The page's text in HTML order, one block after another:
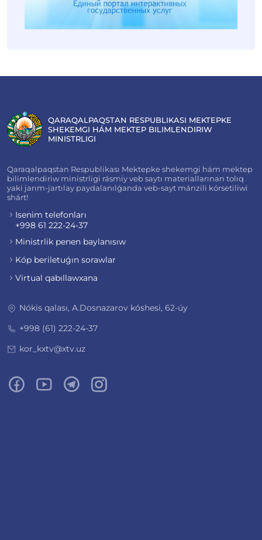
QARAQALPAQSTAN RESPUBLIKASI MEKTEPKE
SHEKEMGI HÁM MEKTEP BILIMLENDIRIW
MINISTRLIGI
Qaraqalpaqstan Respublikası Mektepke shekemgi hám mektep
bilimlendiriw ministrligi rásmiy veb saytı materiallarınan tolıq
yaki jarım-jartılay paydalanılǵanda veb-sayt mánzili kórsetiliwi
shárt!
Isenim telefonları
+998 61 222-24-37
Ministrlik penen baylanısıw
Kóp beriletuǵın sorawlar
Virtual qabıllawxana
Nókis qalası, A.Dosnazarov kóshesi, 62-úy
+998 (61) 222-24-37
kor_kxtv@xtv.uz